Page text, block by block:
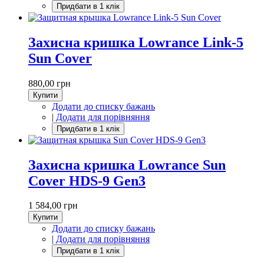
Захисна кришка Lowrance Link-5
Sun Cover
880,00 грн
Купити
Додати до списку бажань
| Додати для порівняння
Захисна кришка Lowrance Sun
Cover HDS-9 Gen3
1 584,00 грн
Купити
Додати до списку бажань
| Додати для порівняння